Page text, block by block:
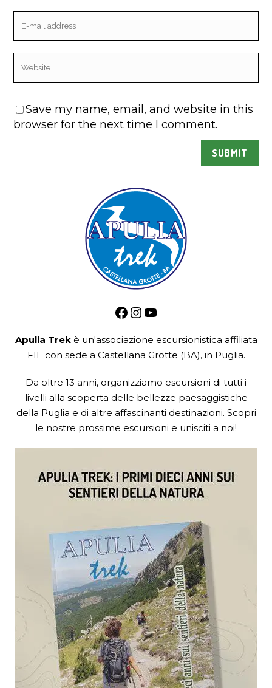
Save my name, email, and website in this
browser for the next time I comment.
Facebook
Instagram
YouTube
Apulia Trekè un'associazione escursionistica affiliata
FIEcon sede a Castellana Grotte (BA), in Puglia.
Da oltre 13 anni, organizziamo escursioni di tutti i
livelli alla scoperta delle bellezze paesaggistiche
della Puglia e di altre affascinanti destinazioni. Scopri
le nostre prossime escursioni e unisciti a noi!